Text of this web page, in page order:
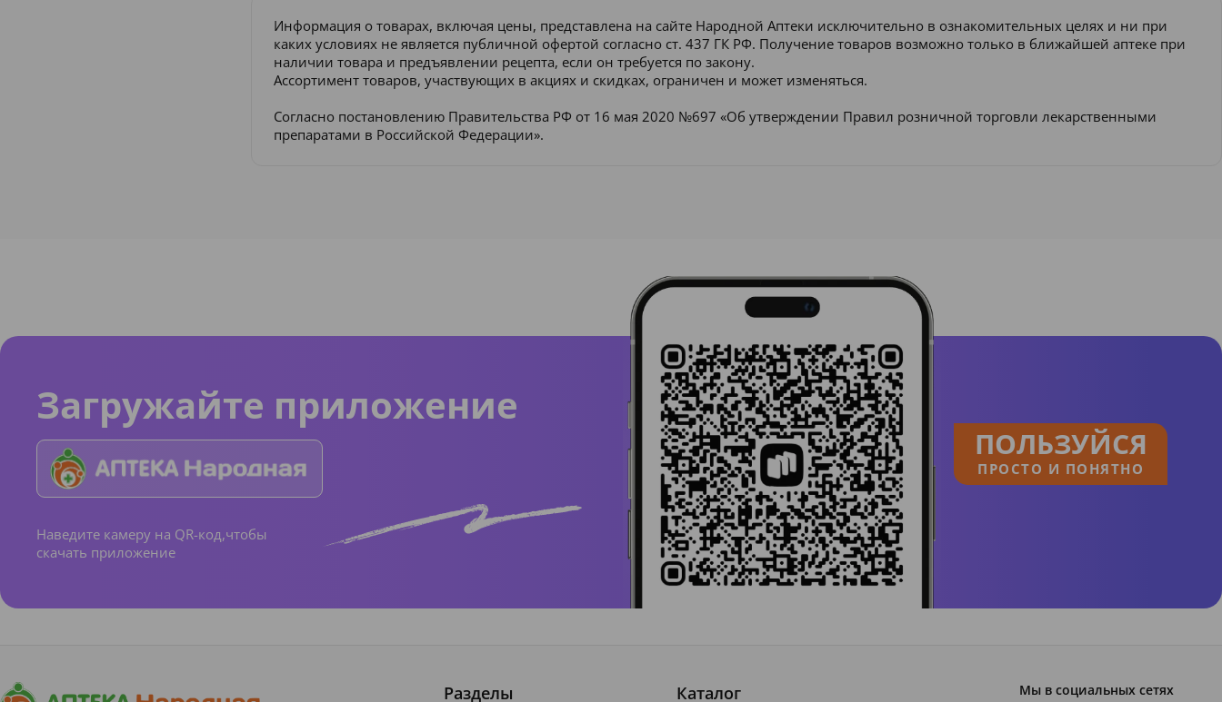
Информация о товарах, включая цены, представлена на сайте Народной Аптеки исключительно в ознакомительных целях и ни при
каких условиях не является публичной офертой согласно ст. 437 ГК РФ. Получение товаров возможно только в ближайшей аптеке при
наличии товара и предъявлении рецепта, если он требуется по закону.
Ассортимент товаров, участвующих в акциях и скидках, ограничен и может изменяться.
Согласно постановлению Правительства РФ от 16 мая 2020 №697 «Об утверждении Правил розничной торговли лекарственными
препаратами в Российской Федерации».
Загружайте приложение
Наведите камеру на QR-код,чтобы
скачать приложение
ПОЛЬЗУЙСЯ
ПРОСТО И ПОНЯТНО
Разделы Каталог Мы в социальных сетях